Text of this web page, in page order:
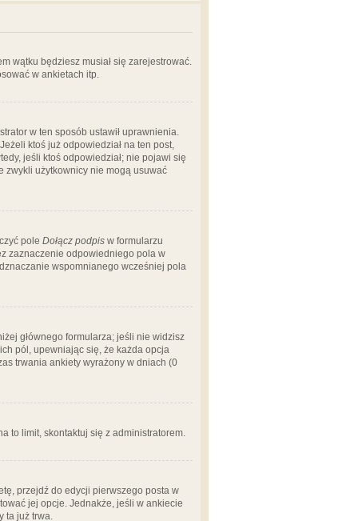
wątku będziesz musiał się zarejestrować.
w ankietach itp.
w ten sposób ustawił uprawnienia.
ktoś już odpowiedział na ten post,
jeśli ktoś odpowiedział; nie pojawi się
zwykli użytkownicy nie mogą usuwać
pole Dołącz podpis w formularzu
zaznaczenie odpowiedniego pola w
wspomnianego wcześniej pola
głównego formularza; jeśli nie widzisz
pól, upewniając się, że każda opcja
trwania ankiety wyrażony w dniach (0
to limit, skontaktuj się z administratorem.
przejdź do edycji pierwszego posta w
jej opcje. Jednakże, jeśli w ankiecie
ta już trwa.